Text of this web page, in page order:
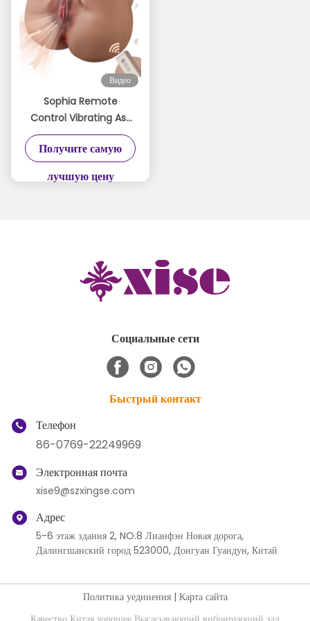
Видео
Sophia Remote
Control Vibrating Ass
Masturbator 24lb Soft
Material Big Butt
Automatic
Получите самую
лучшую цену
Социальные сети
Быстрый контакт
Телефон
86-0769-22249969
Электронная почта
xise9@szxingse.com
Адрес
5-6 этаж здания 2, NO.8 Лианфэн Новая дорога,
Далингшанский город 523000, Донгуан Гуандун, Китай
Политика уединения| Карта сайта